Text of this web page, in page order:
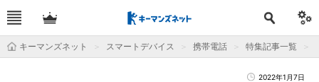
キーマンズネット スマートデバイス 携帯電話 特集記事一覧
2022年1月7日